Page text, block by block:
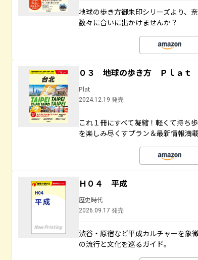
地球の歩き方御朱印シリーズより、
数々に合いに出かけませんか？
０３ 地球の歩き方 Ｐｌａｔ
Plat
2024.12.19 発売
これ１冊にすべて凝縮！軽くて持ち
を楽しみ尽くすプラン＆最新情報満載
Ｈ０４ 平成
歴史時代
2026.09.17 発売
渋谷・原宿など平成カルチャーを象
の流行と文化を巡るガイド。